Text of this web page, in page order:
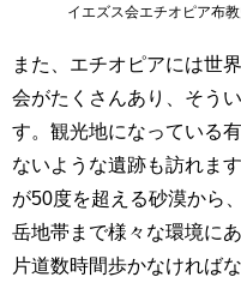
イエズス会エチオピア布
また、エチオピアには世
会がたくさんあり、そう
す。観光地になっている
ないような遺跡も訪れま
が50度を超える砂漠から
岳地帯まで様々な環境に
片道数時間歩かなければ